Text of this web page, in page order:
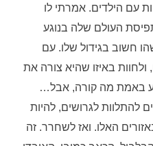
עם הילדים. אמרתי לו
העולם שלה בנוגע
חשוב בגידול שלו. עם
באיזו שהיא צורה את
באמת מה קורה, אבל…
להתלוות לגרושים, להיות
האלו. ואז לשחרר. זה